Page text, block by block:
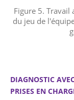
Figure 5. Travail
du jeu de
DIAGNOSTIC
PRISES EN